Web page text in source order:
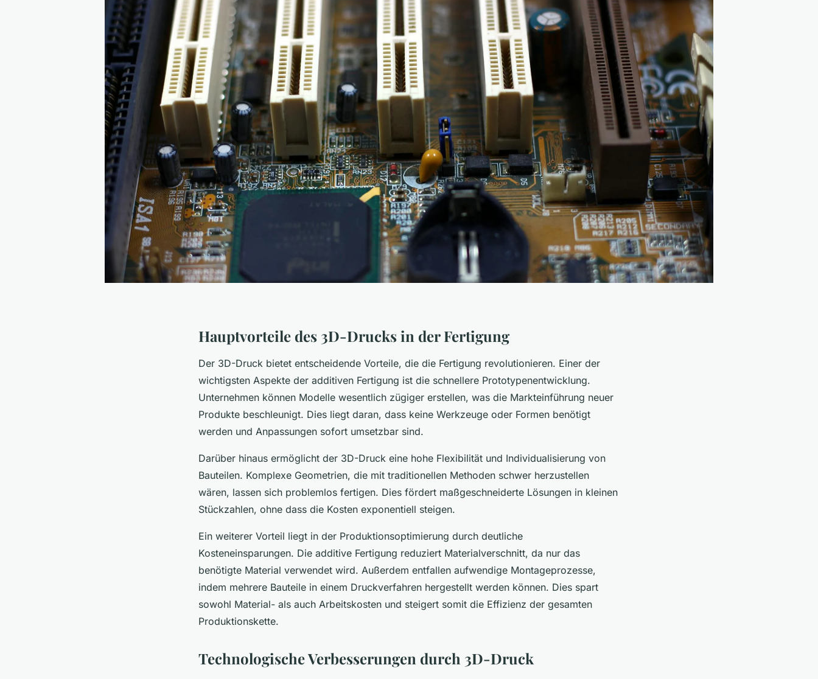
Hauptvorteile des 3D-Drucks in der Fertigung
Der 3D-Druck bietet entscheidende Vorteile, die die Fertigung revolutionieren. Einer der
wichtigsten Aspekte der additiven Fertigung ist die schnellere Prototypenentwicklung.
Unternehmen können Modelle wesentlich zügiger erstellen, was die Markteinführung neuer
Produkte beschleunigt. Dies liegt daran, dass keine Werkzeuge oder Formen benötigt
werden und Anpassungen sofort umsetzbar sind.
Darüber hinaus ermöglicht der 3D-Druck eine hohe Flexibilität und Individualisierung von
Bauteilen. Komplexe Geometrien, die mit traditionellen Methoden schwer herzustellen
wären, lassen sich problemlos fertigen. Dies fördert maßgeschneiderte Lösungen in kleinen
Stückzahlen, ohne dass die Kosten exponentiell steigen.
Ein weiterer Vorteil liegt in der Produktionsoptimierung durch deutliche
Kosteneinsparungen. Die additive Fertigung reduziert Materialverschnitt, da nur das
benötigte Material verwendet wird. Außerdem entfallen aufwendige Montageprozesse,
indem mehrere Bauteile in einem Druckverfahren hergestellt werden können. Dies spart
sowohl Material- als auch Arbeitskosten und steigert somit die Effizienz der gesamten
Produktionskette.
Technologische Verbesserungen durch 3D-Druck